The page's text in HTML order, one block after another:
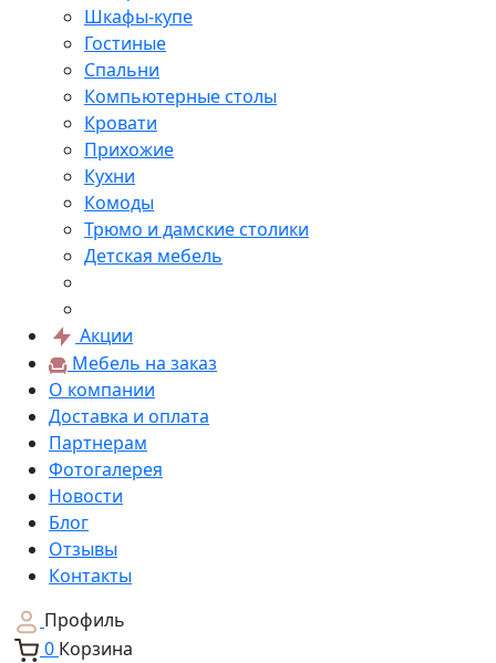
Шкафы-купе
Гостиные
Спальни
Компьютерные столы
Кровати
Прихожие
Кухни
Комоды
Трюмо и дамские столики
Детская мебель
Акции
Мебель на заказ
О компании
Доставка и оплата
Партнерам
Фотогалерея
Новости
Блог
Отзывы
Контакты
Профиль
0 Корзина